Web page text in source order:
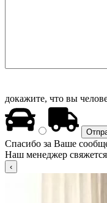
докажите, что вы
Спасибо за Ваше
Наш менеджер